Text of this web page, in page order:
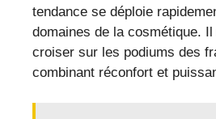
tendance se déploie
domaines de la cosmétique. Il
croiser sur les podiums des
combinant réconfort et